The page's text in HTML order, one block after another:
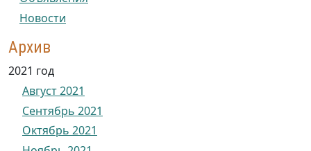
Новости
Архив
2021 год
Август 2021
Сентябрь 2021
Октябрь 2021